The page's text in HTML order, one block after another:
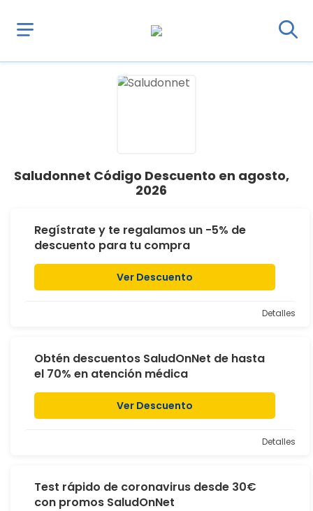
Saludonnet Código Descuento en agosto,
2026
Regístrate y te regalamos un -5% de
descuento para tu compra
Ver Descuento
Detalles
Obtén descuentos SaludOnNet de hasta
el 70% en atención médica
Ver Descuento
Detalles
Test rápido de coronavirus desde 30€
con promos SaludOnNet